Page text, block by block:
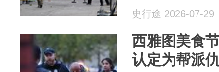
史行途 2026-07-29
西雅图美食
认定为帮派